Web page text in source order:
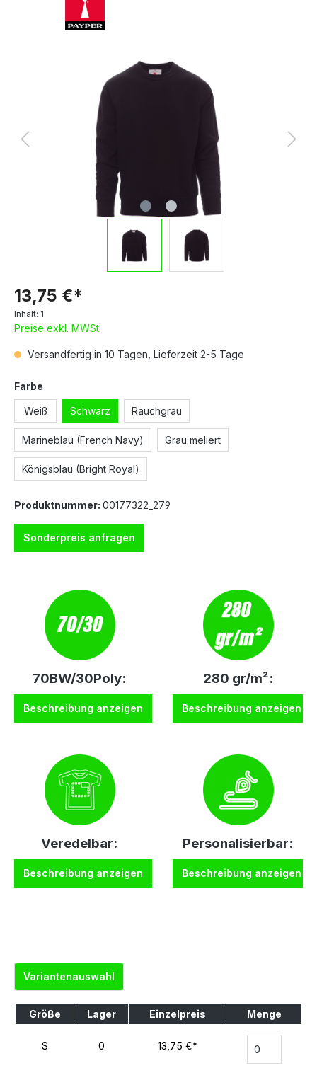
13,75 €*
Inhalt: 1
Preise exkl. MWSt.
Versandfertig in 10 Tagen, Lieferzeit 2-5 Tage
Farbe
Weiß Schwarz Rauchgrau
Marineblau (French Navy) Grau meliert
Königsblau (Bright Royal)
Produktnummer: 00177322_279
Sonderpreis anfragen
70BW/30Poly:
Beschreibung anzeigen
280 gr/m²:
Beschreibung anzeigen
Veredelbar:
Beschreibung anzeigen
Personalisierbar:
Beschreibung anzeigen
Variantenauswahl
Größe Lager Einzelpreis Menge
S 0 13,75 €*